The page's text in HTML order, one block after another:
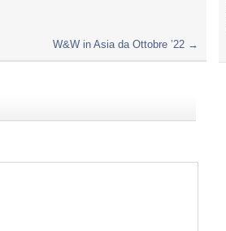
W&W in Asia da Ottobre ’22 →